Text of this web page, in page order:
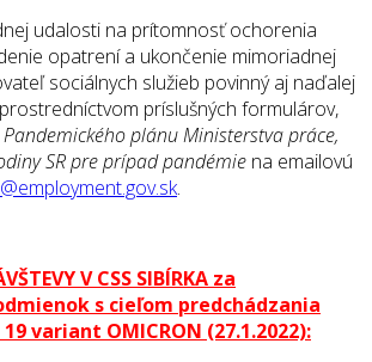
udalosti na prítomnosť ochorenia
opatrení a ukončenie mimoriadnej
sociálnych služieb povinný aj naďalej
príslušných formulárov,
Pandemického plánu Ministerstva práce,
SR pre prípad pandémie na emailovú
.
V CSS SIBÍRKA za
s cieľom predchádzania
variant OMICRON (27.1.2022):